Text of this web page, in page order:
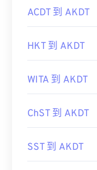
ACDT 到 AKDT
HKT 到 AKDT
WITA 到 AKDT
ChST 到 AKDT
SST 到 AKDT